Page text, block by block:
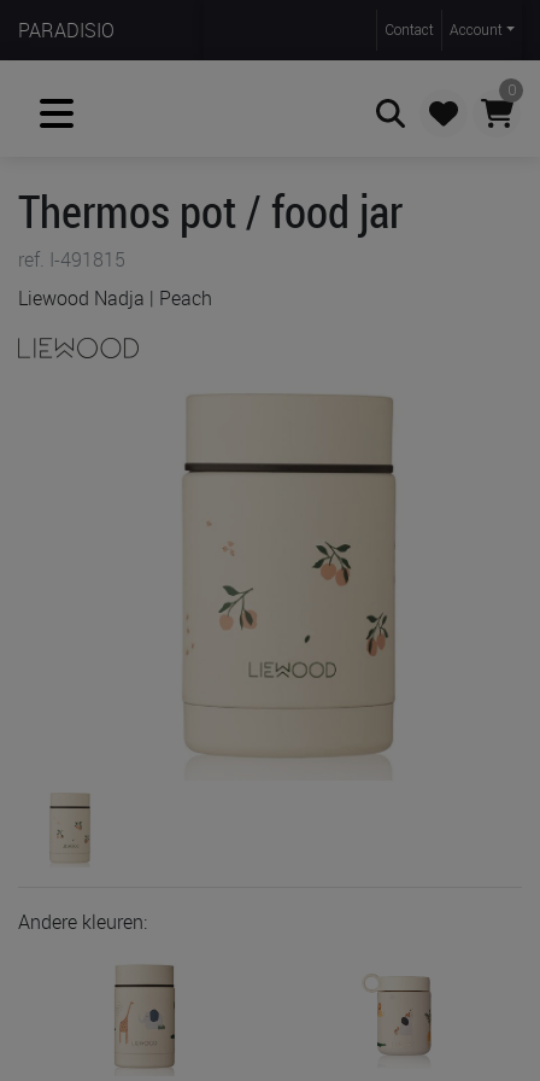
PARADISIO Contact Account
0
Zoeken
Thermos pot / food jar
ref. I-491815
Liewood Nadja | Peach
Andere kleuren: